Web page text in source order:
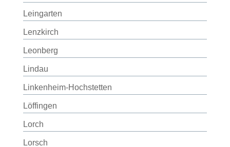
Leingarten
Lenzkirch
Leonberg
Lindau
Linkenheim-Hochstetten
Löffingen
Lorch
Lorsch